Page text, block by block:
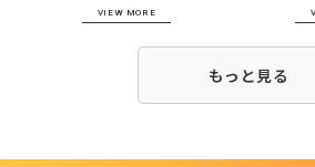
VIEW MORE
もっと見る